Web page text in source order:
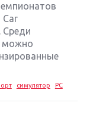
Car
Среди
можно
симулятор PC